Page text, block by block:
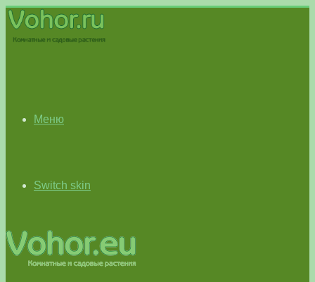
Меню
Switch skin